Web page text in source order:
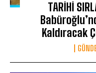
TARİHİ
Kaldıracak